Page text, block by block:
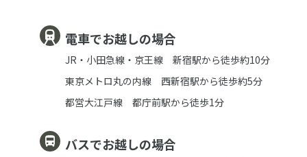
電車でお越しの場合
JR・小田急線・京王線 新宿駅から徒歩約10分
東京メトロ丸の内線 西新宿駅から徒歩約5分
都営大江戸線 都庁前駅から徒歩1分
バスでお越しの場合